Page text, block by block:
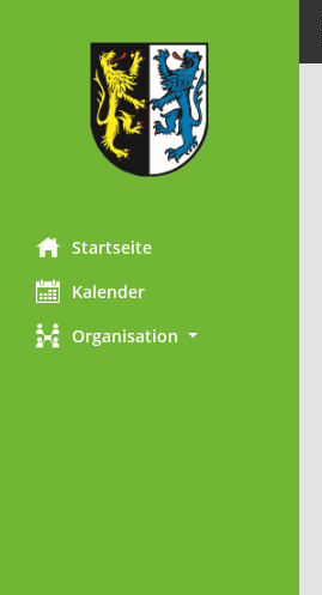
Startseite
Kalender
Organisation